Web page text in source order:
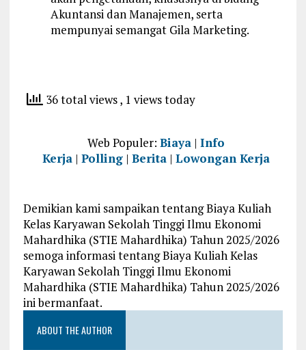
Akuntansi dan Manajemen, serta
mempunyai semangat Gila Marketing.
36 total views, 1 views today
Web Populer:Biaya |Info
Kerja |Polling |Berita |Lowongan Kerja
Demikian kami sampaikan tentang Biaya Kuliah
Kelas Karyawan Sekolah Tinggi Ilmu Ekonomi
Mahardhika (STIE Mahardhika) Tahun 2025/2026
semoga informasi tentang Biaya Kuliah Kelas
Karyawan Sekolah Tinggi Ilmu Ekonomi
Mahardhika (STIE Mahardhika) Tahun 2025/2026
ini bermanfaat.
ABOUT THE AUTHOR